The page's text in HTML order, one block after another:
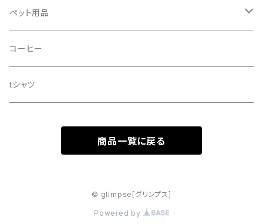
ペット用品
ドッグシャンプー
コーヒー
tシャツ
商品一覧に戻る
© glimpse[グリンプス]
Powered by